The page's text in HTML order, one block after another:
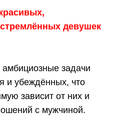
девушек
задачи
и убеждённых, что
зависит от них и
с мужчиной.